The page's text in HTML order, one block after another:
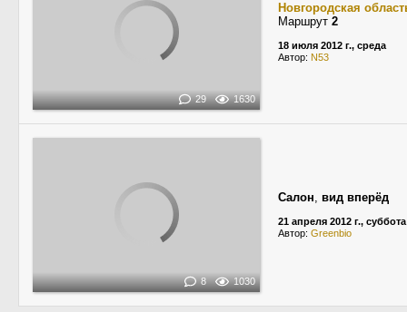
29 1630
Новгородская
Маршрут 2
18 июля 2012 г., среда
Автор: N53
8 1030
Салон, вид вперёд
21 апреля 2012 г., суббота
Автор: Greenbio